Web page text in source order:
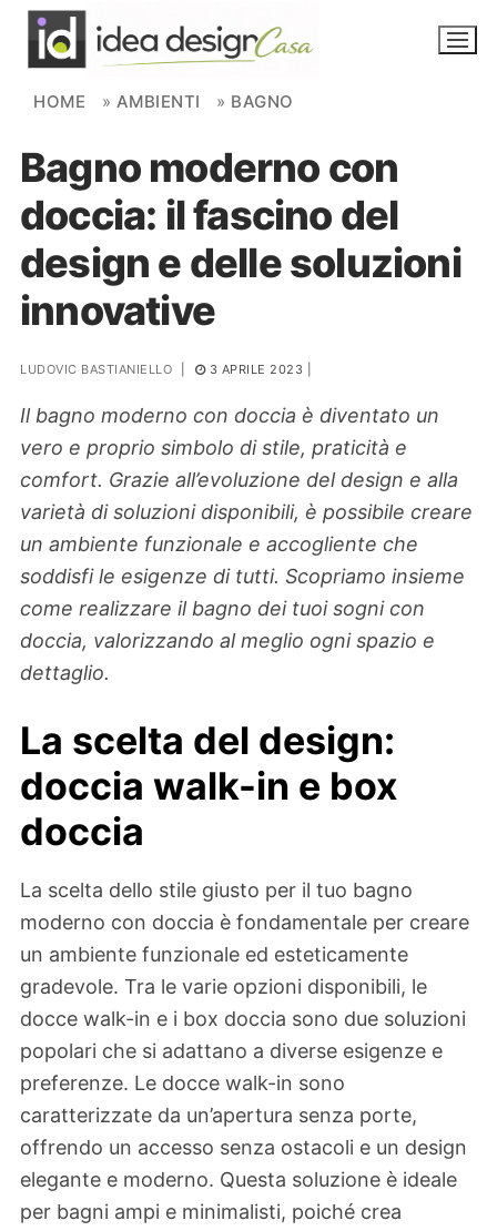
Skip to content
NOVITÀ
AMBIENTI
FAI DA TE
PIANTE
Ortaggio
HOME » AMBIENTI » BAGNO
Bagno moderno con
doccia: il fascino del
design e delle soluzioni
innovative
LUDOVIC BASTIANIELLO 3 APRILE 2023
Il bagno moderno con doccia è diventato un
vero e proprio simbolo di stile, praticità e
comfort. Grazie all’evoluzione del design e alla
varietà di soluzioni disponibili, è possibile creare
un ambiente funzionale e accogliente che
soddisfi le esigenze di tutti. Scopriamo insieme
come realizzare il bagno dei tuoi sogni con
doccia, valorizzando al meglio ogni spazio e
dettaglio.
La scelta del design:
doccia walk-in e box
doccia
La scelta dello stile giusto per il tuo bagno
moderno con doccia è fondamentale per creare
un ambiente funzionale ed esteticamente
gradevole. Tra le varie opzioni disponibili, le
docce walk-in e i box doccia sono due soluzioni
popolari che si adattano a diverse esigenze e
preferenze. Le docce walk-in sono
caratterizzate da un’apertura senza porte,
offrendo un accesso senza ostacoli e un design
elegante e moderno. Questa soluzione è ideale
per bagni ampi e minimalisti, poiché crea